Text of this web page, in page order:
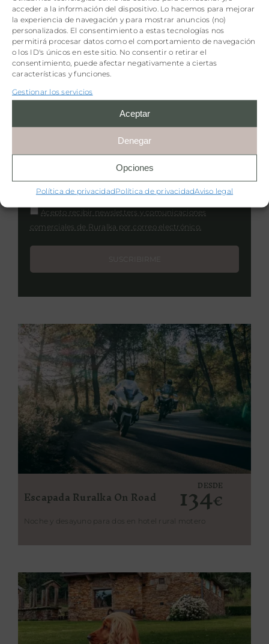
acceder a la información del dispositivo. Lo hacemos para mejorar
la experiencia de navegación y para mostrar anuncios (no)
personalizados. El consentimiento a estas tecnologías nos
permitirá procesar datos como el comportamiento de navegación
o los ID's únicos en este sitio. No consentir o retirar el
consentimiento, puede afectar negativamente a ciertas
características y funciones.
Gestionar los servicios
Aceptar
Denegar
Opciones
Política de privacidadPolítica de privacidadAviso legal
Regístrate
¡5€ de descuento por suscribirte a nuestra
newsletter!
Acepto recibir newsletters y comunicaciones
comerciales de Ruralka por correo electrónico.
Escapada Ruralka On Road
DESDE
134€
Noche y desayuno para dos en hotel rural motero